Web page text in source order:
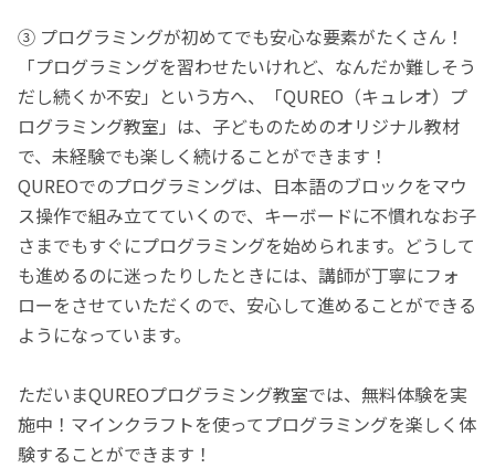
③ プログラミングが初めてでも安心な要素がたくさん！
「プログラミングを習わせたいけれど、なんだか難しそう
だし続くか不安」という方へ、「QUREO（キュレオ）プ
ログラミング教室」は、子どものためのオリジナル教材
で、未経験でも楽しく続けることができます！
QUREOでのプログラミングは、日本語のブロックをマウ
ス操作で組み立てていくので、キーボードに不慣れなお子
さまでもすぐにプログラミングを始められます。どうして
も進めるのに迷ったりしたときには、講師が丁寧にフォ
ローをさせていただくので、安心して進めることができる
ようになっています。
ただいまQUREOプログラミング教室では、無料体験を実
施中！マインクラフトを使ってプログラミングを楽しく体
験することができます！